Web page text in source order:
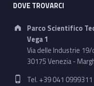
DOVE TROVARCI
Address:
Parco Scientifico
Vega 1
Via delle Industrie 19/
30175 Venezia -
Phone number:
Tel. +39 041 0999311